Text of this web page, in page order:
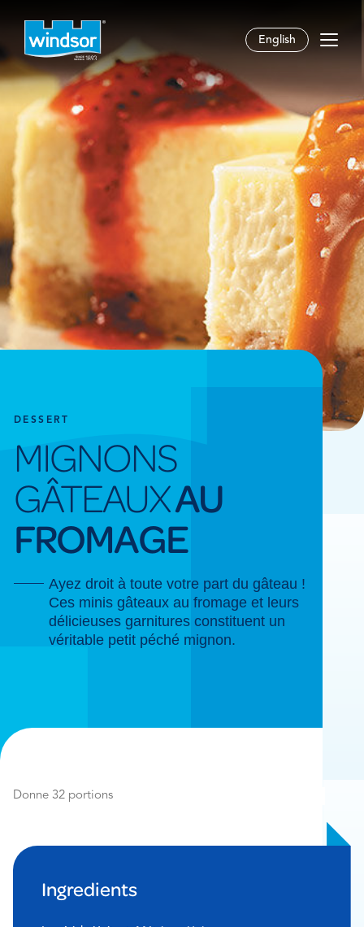
English
DESSERT
MIGNONS
GÂTEAUXAU
FROMAGE
Ayez droit à toute votre part du gâteau !
Ces minis gâteaux au fromage et leurs
délicieuses garnitures constituent un
véritable petit péché mignon.
Donne 32 portions
Ingredients